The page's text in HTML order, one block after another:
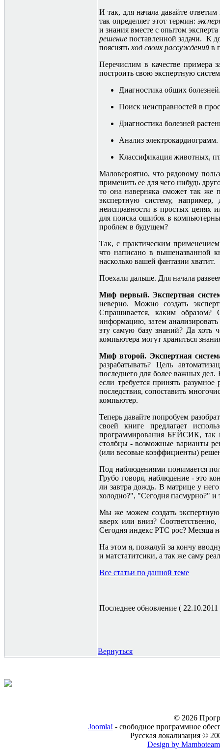
И так, для начала давайте
так определяет этот термин:
и знания вместе с опытом
решение поставленной задачи. К
пояснять ход своих рассуждений в
Перечислим в качестве примера
построить свою экспертную
Диагностика общих
Поиск неисправностей в
Диагностика болезней
Анализ электрокардиограмм.
Классификация животных,
Маловероятно, что рядовому
применить ее для чего нибудь
то она наверняка сможет так же
экспертную систему,
неисправности в простых цепях
для поиска ошибок в
проблем в будущем?
Так, с практическим применением
что написано в вышеназванной
насколько вашей фантазии хватит.
Поехали дальше. Для начала
Миф первый. Экспертная
неверно. Можно создать
Спрашивается, каким образом?
информацию, затем
эту самую базу знаний? Да хоть
компьютера могут храниться
Миф второй. Экспертная
разрабатывать? Цель
последнего для более важных
если требуется принять
последствия, сопоставить
компьютер.
Теперь давайте попробуем
своей книге предлагает
программирования БЕЙСИК, так
столбцы - возможные варианты
(или весовые коэффициенты)
Под наблюдениями понимается
Грубо говоря, наблюдение - это
ли завтра дождь. В матрице у
холодно?", "Сегодня пасмурно?" и
Мы же можем создать
вверх или вниз?
Сегодня индекс РТС рос? Месяца
На этом я, пожалуй за кончу
и матстатитсики, а так же саму
Все статьи по данной теме
Последнее обновление ( 22.10.2011
Вернуться
© 2026
Joomla! - свободное программное
Русская локализация ©
Design by